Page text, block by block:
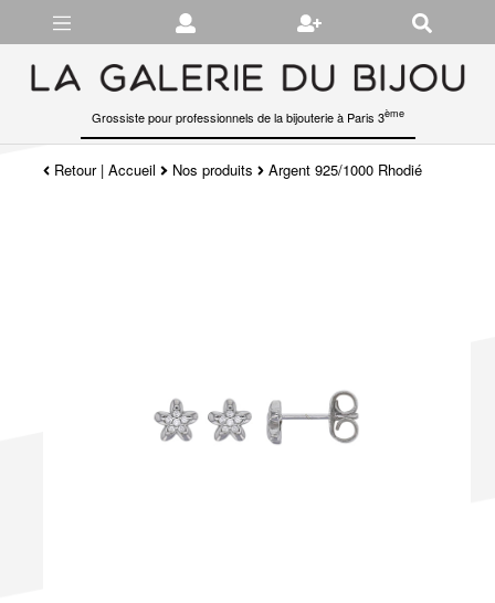
Grossiste pour professionnels de la bijouterie à Paris 3ème
Retour|Accueil Nos produits Argent 925/1000 Rhodié
Gérer les préférences en matière de cookies